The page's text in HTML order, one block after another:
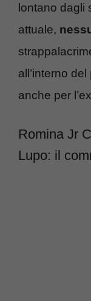
lontano dagli
attuale,
all’interno
anche per
Romina Jr
Lupo: il